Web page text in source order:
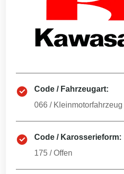
Code / Fahrzeugart:
066 / Kleinmotorfahrzeug
Code / Karosserieform:
175 /Offen